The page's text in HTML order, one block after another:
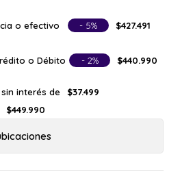
o efectivo - 5% $427.491
o Débito - 2% $440.990
interés de
$37.499
$449.990